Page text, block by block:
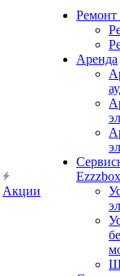
Акции
Ремонт
Аренда
Ezzzbox